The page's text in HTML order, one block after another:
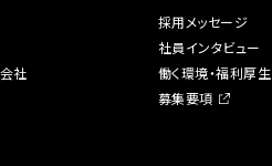
社
採用メッセージ
社員インタビュー
働く環境・福利厚生
募集要項